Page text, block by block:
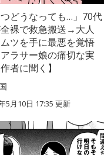
つどうなっても…」70代
裸で救急搬送→大人
ツを手に最悪を覚悟
ラサー娘の痛切な実
者に聞く】
5月10日 17:35 更新